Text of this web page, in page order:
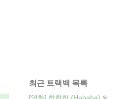
최근 트랙백 목록